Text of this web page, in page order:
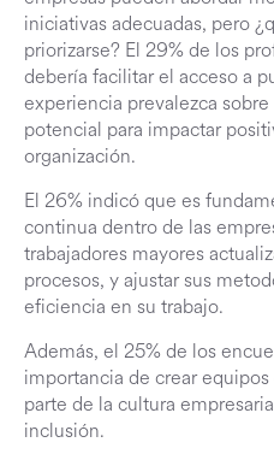
iniciativas adecuadas, pero
priorizarse? El 29% de los
debería facilitar el acceso a
experiencia prevalezca
potencial para impactar
organización.
El 26% indicó que es
continua dentro de las
trabajadores mayores
procesos, y ajustar sus
eficiencia en su trabajo.
Además, el 25% de los
importancia de crear
parte de la cultura
inclusión.